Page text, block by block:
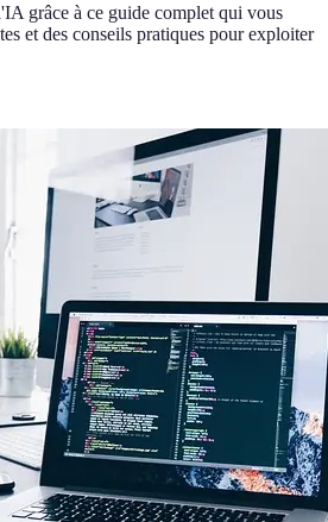
grâce à ce guide complet qui vous
et des conseils pratiques pour exploiter